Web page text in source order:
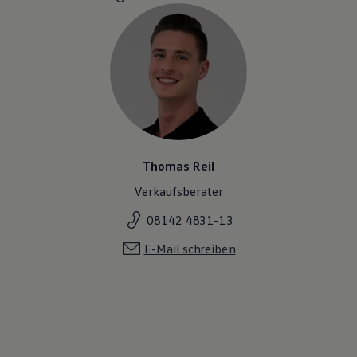
Lifestyle
Transport
Familie
Elektromobilität
Volkswagen R
Pannen- und Unfallhilfe
Volkswagen Kundenbetreuung
Thomas Reil
Verkaufsberater
08142 4831-13
E-Mail schreiben